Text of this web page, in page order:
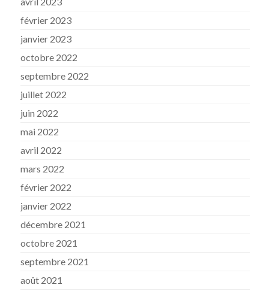
février 2023
janvier 2023
octobre 2022
septembre 2022
juillet 2022
juin 2022
mai 2022
avril 2022
mars 2022
février 2022
janvier 2022
décembre 2021
octobre 2021
septembre 2021
août 2021